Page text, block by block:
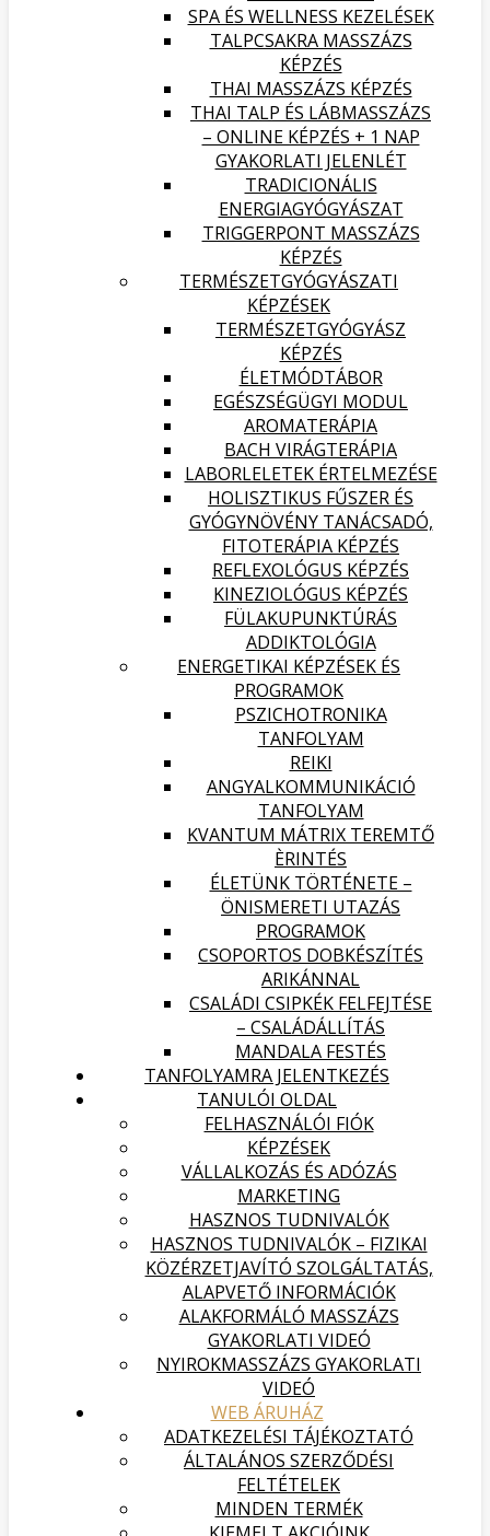
SPA ÉS WELLNESS KEZELÉSEK
TALPCSAKRA MASSZÁZS
KÉPZÉS
THAI MASSZÁZS KÉPZÉS
THAI TALP ÉS LÁBMASSZÁZS
– ONLINE KÉPZÉS + 1 NAP
GYAKORLATI JELENLÉT
TRADICIONÁLIS
ENERGIAGYÓGYÁSZAT
TRIGGERPONT MASSZÁZS
KÉPZÉS
TERMÉSZETGYÓGYÁSZATI
KÉPZÉSEK
TERMÉSZETGYÓGYÁSZ
KÉPZÉS
ÉLETMÓDTÁBOR
EGÉSZSÉGÜGYI MODUL
AROMATERÁPIA
BACH VIRÁGTERÁPIA
LABORLELETEK ÉRTELMEZÉSE
HOLISZTIKUS FŰSZER ÉS
GYÓGYNÖVÉNY TANÁCSADÓ,
FITOTERÁPIA KÉPZÉS
REFLEXOLÓGUS KÉPZÉS
KINEZIOLÓGUS KÉPZÉS
FÜLAKUPUNKTÚRÁS
ADDIKTOLÓGIA
ENERGETIKAI KÉPZÉSEK ÉS
PROGRAMOK
PSZICHOTRONIKA
TANFOLYAM
REIKI
ANGYALKOMMUNIKÁCIÓ
TANFOLYAM
KVANTUM MÁTRIX TEREMTŐ
ÈRINTÉS
ÉLETÜNK TÖRTÉNETE –
ÖNISMERETI UTAZÁS
PROGRAMOK
CSOPORTOS DOBKÉSZÍTÉS
ARIKÁNNAL
CSALÁDI CSIPKÉK FELFEJTÉSE
– CSALÁDÁLLÍTÁS
MANDALA FESTÉS
TANFOLYAMRA JELENTKEZÉS
TANULÓI OLDAL
FELHASZNÁLÓI FIÓK
KÉPZÉSEK
VÁLLALKOZÁS ÉS ADÓZÁS
MARKETING
HASZNOS TUDNIVALÓK
HASZNOS TUDNIVALÓK – FIZIKAI
KÖZÉRZETJAVÍTÓ SZOLGÁLTATÁS,
ALAPVETŐ INFORMÁCIÓK
ALAKFORMÁLÓ MASSZÁZS
GYAKORLATI VIDEÓ
NYIROKMASSZÁZS GYAKORLATI
VIDEÓ
WEB ÁRUHÁZ
ADATKEZELÉSI TÁJÉKOZTATÓ
ÁLTALÁNOS SZERZŐDÉSI
FELTÉTELEK
MINDEN TERMÉK